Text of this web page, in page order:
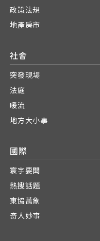
政策法規
地產房市
社會
突發現場
法庭
暖流
地方大小事
國際
寰宇要聞
熱搜話題
東協萬象
奇人妙事